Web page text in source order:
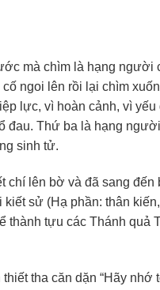
mà chìm là hạng người
ngoi lên rồi lại chìm
lực, vì hoàn cảnh, vì
đau. Thứ ba là hạng
sinh tử.
chí lên bờ và đã sang
sử (Hạ phần: thân
thành tựu các Thánh quả
tha căn dặn “Hãy